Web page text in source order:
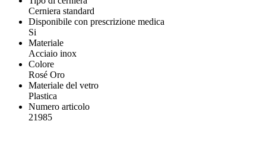
Cerniera standard
Disponibile con prescrizione medica
Si
Materiale
Acciaio inox
Colore
Rosé Oro
Materiale del vetro
Plastica
Numero articolo
21985